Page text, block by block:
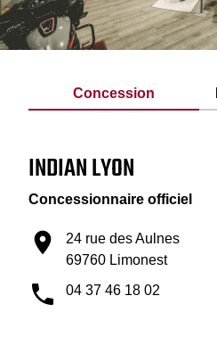
Concession
INDIAN LYON
Concessionnaire officiel
24 rue des Aulnes
69760 Limonest
04 37 46 18 02